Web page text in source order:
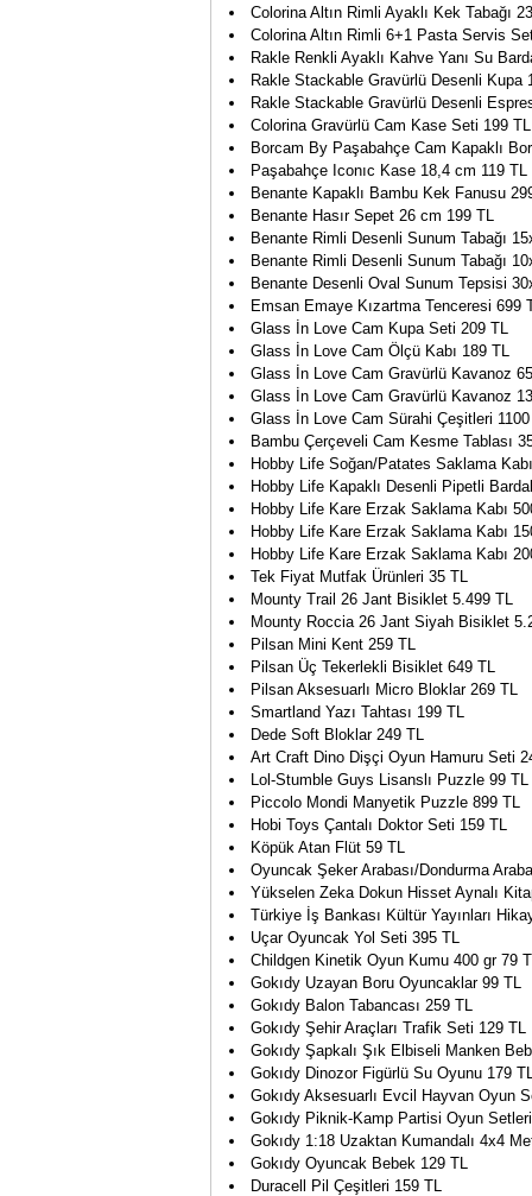
Colorina Altın Rimli Ayaklı Kek Tabağı
Colorina Altın Rimli 6+1 Pasta Servis
Rakle Renkli Ayaklı Kahve Yanı Su
Rakle Stackable Gravürlü Desenli Kupa
Rakle Stackable Gravürlü Desenli
Colorina Gravürlü Cam Kase Seti 199 TL
Borcam By Paşabahçe Cam Kapaklı
Paşabahçe Iconıc Kase 18,4 cm 119 TL
Benante Kapaklı Bambu Kek Fanusu
Benante Hasır Sepet 26 cm 199 TL
Benante Rimli Desenli Sunum Tabağı
Benante Rimli Desenli Sunum Tabağı
Benante Desenli Oval Sunum Tepsisi
Emsan Emaye Kızartma Tenceresi 699
Glass İn Love Cam Kupa Seti 209 TL
Glass İn Love Cam Ölçü Kabı 189 TL
Glass İn Love Cam Gravürlü Kavanoz
Glass İn Love Cam Gravürlü Kavanoz
Glass İn Love Cam Sürahi Çeşitleri
Bambu Çerçeveli Cam Kesme Tablası
Hobby Life Soğan/Patates Saklama
Hobby Life Kapaklı Desenli Pipetli
Hobby Life Kare Erzak Saklama Kabı
Hobby Life Kare Erzak Saklama Kabı
Hobby Life Kare Erzak Saklama Kabı
Tek Fiyat Mutfak Ürünleri 35 TL
Mounty Trail 26 Jant Bisiklet 5.499 TL
Mounty Roccia 26 Jant Siyah Bisiklet
Pilsan Mini Kent 259 TL
Pilsan Üç Tekerlekli Bisiklet 649 TL
Pilsan Aksesuarlı Micro Bloklar 269 TL
Smartland Yazı Tahtası 199 TL
Dede Soft Bloklar 249 TL
Art Craft Dino Dişçi Oyun Hamuru Seti
Lol-Stumble Guys Lisanslı Puzzle 99 TL
Piccolo Mondi Manyetik Puzzle 899 TL
Hobi Toys Çantalı Doktor Seti 159 TL
Köpük Atan Flüt 59 TL
Oyuncak Şeker Arabası/Dondurma
Yükselen Zeka Dokun Hisset Aynalı
Türkiye İş Bankası Kültür Yayınları
Uçar Oyuncak Yol Seti 395 TL
Childgen Kinetik Oyun Kumu 400 gr 79
Gokıdy Uzayan Boru Oyuncaklar 99 TL
Gokıdy Balon Tabancası 259 TL
Gokıdy Şehir Araçları Trafik Seti 129 TL
Gokıdy Şapkalı Şık Elbiseli Manken
Gokıdy Dinozor Figürlü Su Oyunu 179
Gokıdy Aksesuarlı Evcil Hayvan Oyun
Gokıdy Piknik-Kamp Partisi Oyun
Gokıdy 1:18 Uzaktan Kumandalı 4x4
Gokıdy Oyuncak Bebek 129 TL
Duracell Pil Çeşitleri 159 TL